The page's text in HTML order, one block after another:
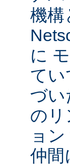
機構
に
てい
づい
のリ
ョ
仲間